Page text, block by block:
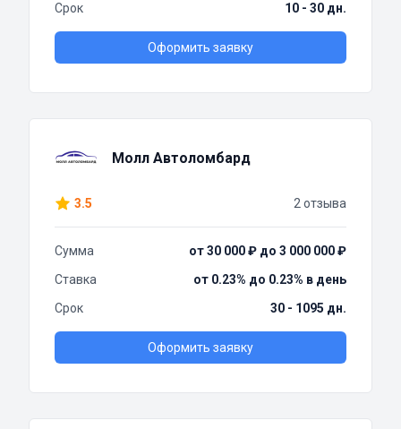
Срок
10 - 30 дн.
Оформить заявку
Молл Автоломбард
3.5 2 отзыва
Сумма
от 30 000 ₽ до 3 000 000 ₽
Ставка
от 0.23% до 0.23% в день
Срок
30 - 1095 дн.
Оформить заявку